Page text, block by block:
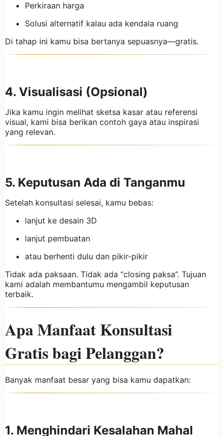
Perkiraan harga
Solusi alternatif kalau ada kendala ruang
Di tahap ini kamu bisa bertanya sepuasnya—gratis.
4. Visualisasi (Opsional)
Jika kamu ingin melihat sketsa kasar atau referensi
visual, kami bisa berikan contoh gaya atau inspirasi
yang relevan.
5. Keputusan Ada di Tanganmu
Setelah konsultasi selesai, kamu bebas:
lanjut ke desain 3D
lanjut pembuatan
atau berhenti dulu dan pikir-pikir
Tidak ada paksaan. Tidak ada “closing paksa”. Tujuan
kami adalah membantumu mengambil keputusan
terbaik.
Apa Manfaat Konsultasi
Gratis bagi Pelanggan?
Banyak manfaat besar yang bisa kamu dapatkan:
1. Menghindari Kesalahan Mahal